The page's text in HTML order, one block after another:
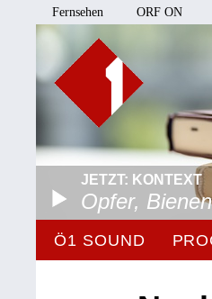
Fernsehen ORF ON
JETZT: KONTEXT
Opfer,
Ö1 SOUND